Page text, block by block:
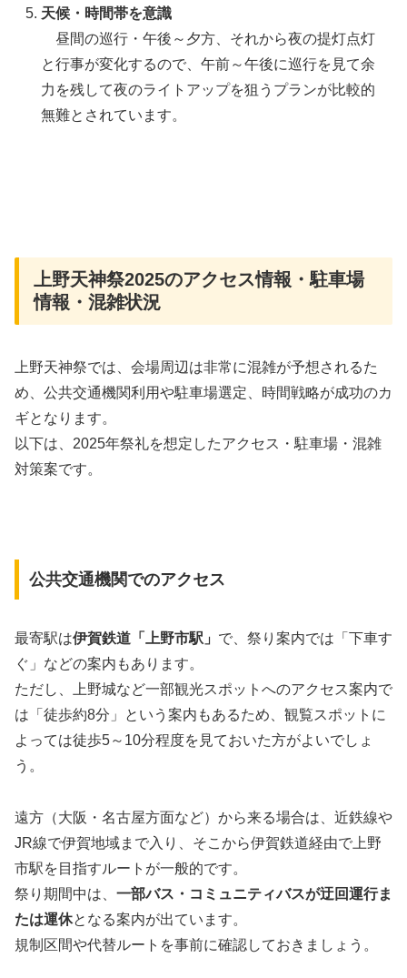
天候・時間帯を意識
昼間の巡行・午後～夕方、それから夜の提灯点灯
と行事が変化するので、午前～午後に巡行を見て余
力を残して夜のライトアップを狙うプランが比較的
無難とされています。
上野天神祭2025のアクセス情報・駐車場
情報・混雑状況
上野天神祭では、会場周辺は非常に混雑が予想されるた
め、公共交通機関利用や駐車場選定、時間戦略が成功のカ
ギとなります。
以下は、2025年祭礼を想定したアクセス・駐車場・混雑
対策案です。
公共交通機関でのアクセス
最寄駅は伊賀鉄道「上野市駅」 で、祭り案内では「下車す
ぐ」などの案内もあります。
ただし、上野城など一部観光スポットへのアクセス案内で
は「徒歩約8分」という案内もあるため、観覧スポットに
よっては徒歩5～10分程度を見ておいた方がよいでしょ
う。
遠方（大阪・名古屋方面など）から来る場合は、近鉄線や
JR線で伊賀地域まで入り、そこから伊賀鉄道経由で上野
市駅を目指すルートが一般的です。
祭り期間中は、 一部バス・コミュニティバスが迂回運行ま
たは運休となる案内が出ています。
規制区間や代替ルートを事前に確認しておきましょう。